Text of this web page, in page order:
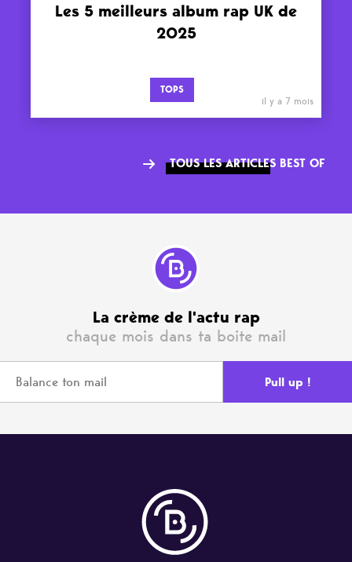
Les 5 meilleurs album rap UK de
2025
TOPS
il y a 7 mois
TOUS LES ARTICLES BEST OF
La crème de l'actu rap
chaque mois dans ta boite mail